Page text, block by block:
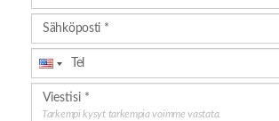
Tarkempi kysyt tarkempia voimme vastata.